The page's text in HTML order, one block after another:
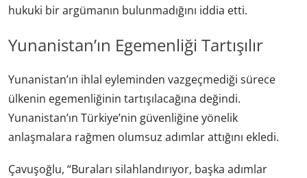
hukuki bir argümanın bulunmadığını iddia etti.
Yunanistan’ın Egemenliği Tartışılır
Yunanistan’ın ihlal eyleminden vazgeçmediği sürece
ülkenin egemenliğinin tartışılacağına değindi.
Yunanistan’ın Türkiye’nin güvenliğine yönelik
anlaşmalara rağmen olumsuz adımlar attığını ekledi.
Çavuşoğlu, “Buraları silahlandırıyor, başka adımlar